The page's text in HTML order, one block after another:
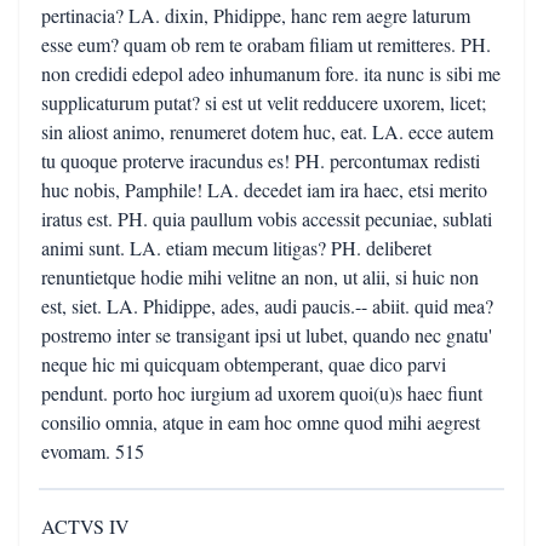
pertinacia? LA. dixin, Phidippe, hanc rem aegre laturum
esse eum? quam ob rem te orabam filiam ut remitteres. PH.
non credidi edepol adeo inhumanum fore. ita nunc is sibi me
supplicaturum putat? si est ut velit redducere uxorem, licet;
sin aliost animo, renumeret dotem huc, eat. LA. ecce autem
tu quoque proterve iracundus es! PH. percontumax redisti
huc nobis, Pamphile! LA. decedet iam ira haec, etsi merito
iratus est. PH. quia paullum vobis accessit pecuniae, sublati
animi sunt. LA. etiam mecum litigas? PH. deliberet
renuntietque hodie mihi velitne an non, ut alii, si huic non
est, siet. LA. Phidippe, ades, audi paucis.-- abiit. quid mea?
postremo inter se transigant ipsi ut lubet, quando nec gnatu'
neque hic mi quicquam obtemperant, quae dico parvi
pendunt. porto hoc iurgium ad uxorem quoi(u)s haec fiunt
consilio omnia, atque in eam hoc omne quod mihi aegrest
evomam. 515
ACTVS IV